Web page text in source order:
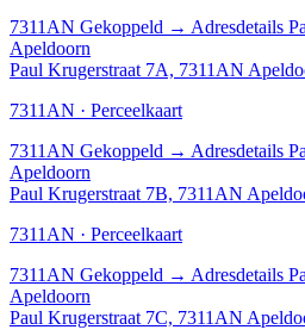
7311AN Gekoppeld → Adresdetails
Apeldoorn
Paul Krugerstraat 7A, 7311AN
7311AN · Perceelkaart
7311AN Gekoppeld → Adresdetails
Apeldoorn
Paul Krugerstraat 7B, 7311AN
7311AN · Perceelkaart
7311AN Gekoppeld → Adresdetails
Apeldoorn
Paul Krugerstraat 7C, 7311AN